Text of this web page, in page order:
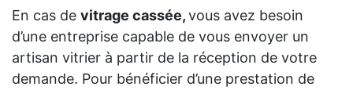
En cas de vitrage cassée,vous avez besoin
d’une entreprise capable de vous envoyer un
artisan vitrier à partir de la réception de votre
demande. Pour bénéficier d’une prestation de